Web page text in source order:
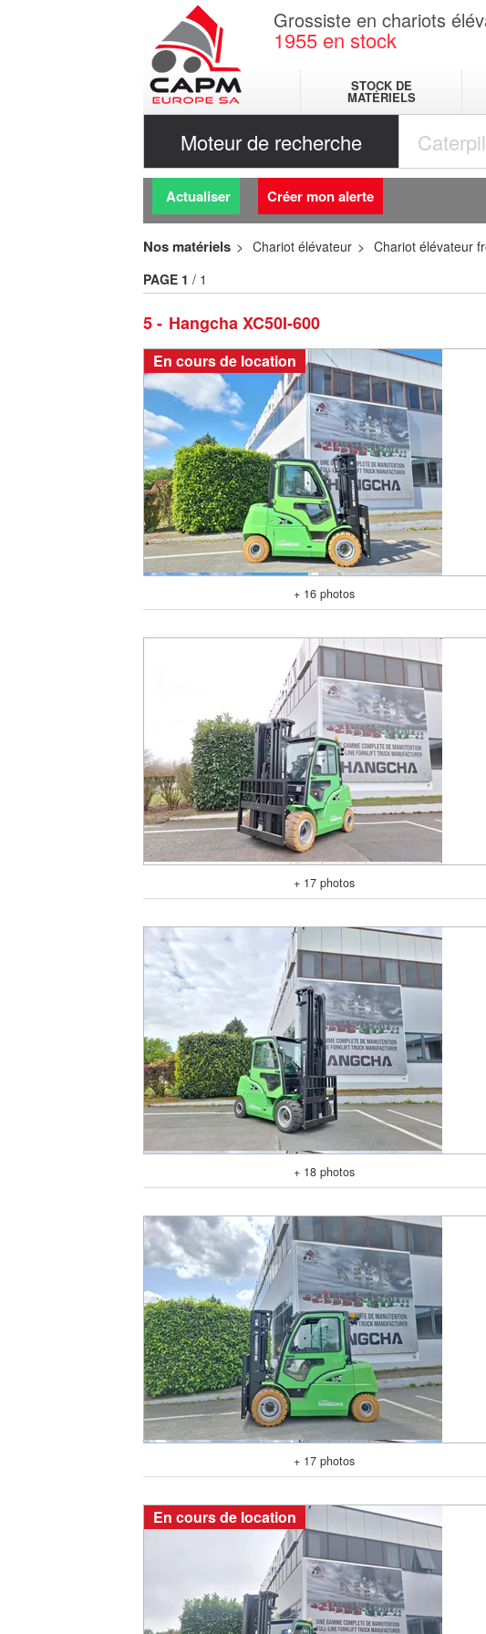
Grossiste en chariots
1955 en stock
STOCK DE
MATÉRIELS
Moteur de recherche
Actualiser Créer mon alerte
Nos matériels Chariot élévateur Chariot élévateur
5 Hangcha XC50I-600
PAGE 1 / 1
En cours de location
+ 16 photos
+ 17 photos
+ 18 photos
+ 17 photos
En cours de location